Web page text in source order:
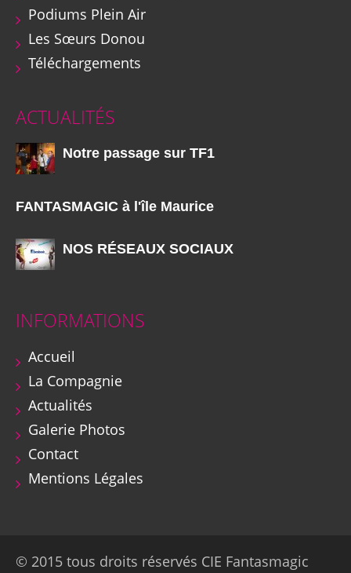
Podiums Plein Air
Les Sœurs Donou
Téléchargements
ACTUALITÉS
Notre passage sur TF1
FANTASMAGIC à l'île Maurice
NOS RÉSEAUX SOCIAUX
INFORMATIONS
Accueil
La Compagnie
Actualités
Galerie Photos
Contact
Mentions Légales
© 2015 tous droits réservés CIE Fantasmagic